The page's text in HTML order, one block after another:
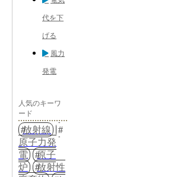
代を下
げる
風力
発電
人気のキーワ
ード
放射線
原子力発
電
原子
炉
放射性